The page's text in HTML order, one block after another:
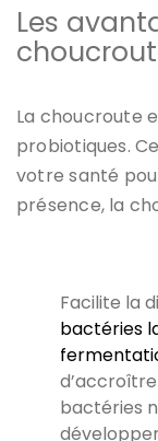
Les
La choucroute
probiotiques.
votre santé
présence, la
Facilite la
bactéries
bactéries